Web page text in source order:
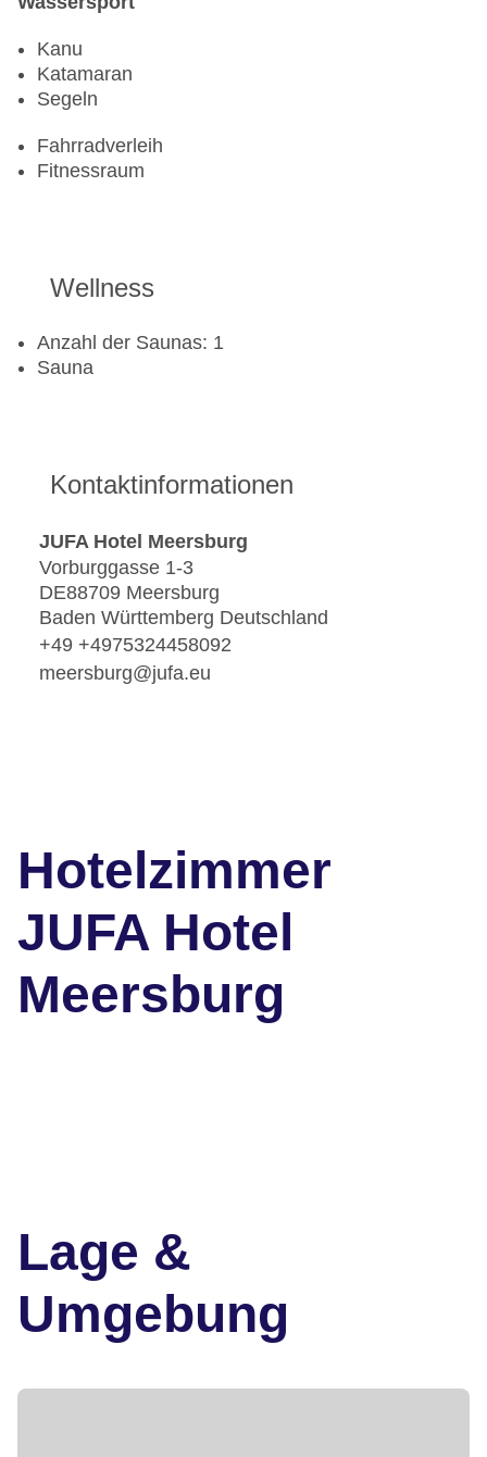
Kanu
Katamaran
Segeln
Fahrradverleih
Fitnessraum
Wellness
Anzahl der Saunas: 1
Sauna
Kontaktinformationen
JUFA Hotel Meersburg
Vorburggasse 1-3
DE88709 Meersburg
Baden Württemberg Deutschland
+49 +4975324458092
meersburg@jufa.eu
Hotelzimmer
JUFA Hotel
Meersburg
Lage &
Umgebung